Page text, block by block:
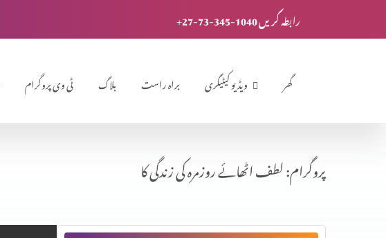
+27-73-345-1040 رابطہ کریں
ٹی وی پروگرام بلاگ براہ راست ویڈیو کیٹیگری گھر
پروگرام: لطف اٹھائے روزمرہ کی زندگی کا